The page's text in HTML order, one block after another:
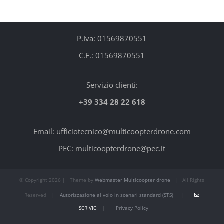
P.Iva: 01569870551
C.F.: 01569870551
Servizio clienti:
+39 334 28 22 618
Email: ufficiotecnico@multicoopterdrone.com
PEC: multicoopterdrone@pec.it
© Copyright 2026 | Theme by Webmaster Multicoopter drone | All Rights
Reserved | Autorizzazione al volo in scenari standard (STS)
|
SCRIVICI | Privacy Policy